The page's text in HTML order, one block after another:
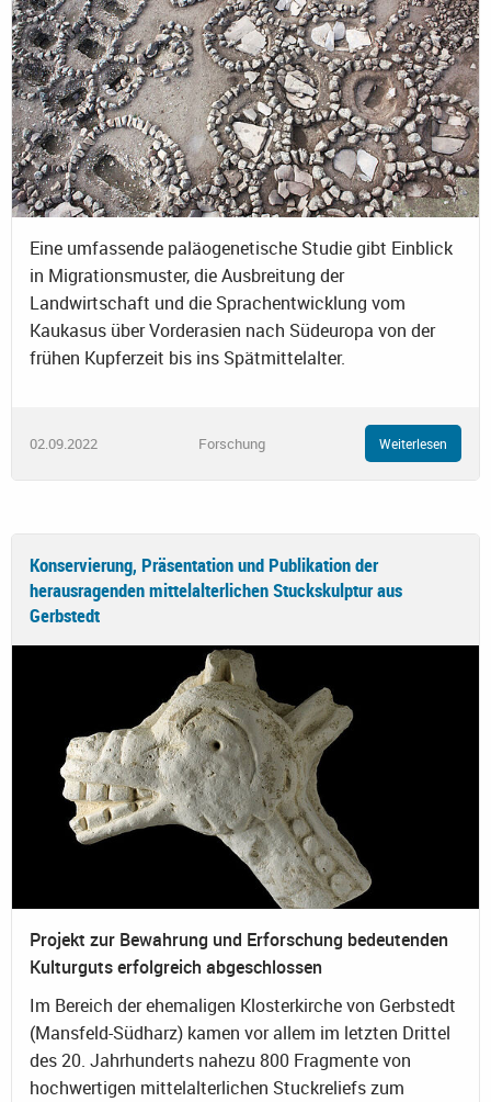
Eine umfassende paläogenetische Studie gibt Einblick
in Migrationsmuster, die Ausbreitung der
Landwirtschaft und die Sprachentwicklung vom
Kaukasus über Vorderasien nach Südeuropa von der
frühen Kupferzeit bis ins Spätmittelalter.
02.09.2022 Forschung Weiterlesen
Konservierung, Präsentation und Publikation der
herausragenden mittelalterlichen Stuckskulptur aus
Gerbstedt
Projekt zur Bewahrung und Erforschung bedeutenden
Kulturguts erfolgreich abgeschlossen
Im Bereich der ehemaligen Klosterkirche von Gerbstedt
(Mansfeld-Südharz) kamen vor allem im letzten Drittel
des 20. Jahrhunderts nahezu 800 Fragmente von
hochwertigen mittelalterlichen Stuckreliefs zum